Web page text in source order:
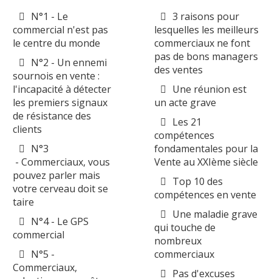
N°1 - Le
commercial n'est pas
le centre du monde
N°2 - Un ennemi
sournois en vente :
l'incapacité à détecter
les premiers signaux
de résistance des
clients
N°3
- Commerciaux, vous
pouvez parler mais
votre cerveau doit se
taire
N°4 - Le GPS
commercial
N°5 -
Commerciaux,
3 raisons pour
lesquelles les meilleurs
commerciaux ne font
pas de bons managers
des ventes
Une réunion est
un acte grave
Les 21
compétences
fondamentales pour la
Vente au XXIème siècle
Top 10 des
compétences en vente
Une maladie grave
qui touche de
nombreux
commerciaux
Pas d'excuses